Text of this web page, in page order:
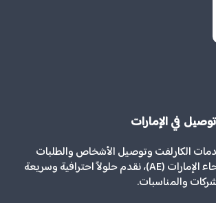
في الإمارات
الكارلفت وتوصيل الأشخاص والطلبات
والأمانات في جميع أنحاء الإمارات (AE)، نقدم حلولاً احترافية وسريعة
والمناسبات.